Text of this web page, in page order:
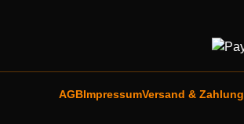
AGBImpressumVersand & Zahlung